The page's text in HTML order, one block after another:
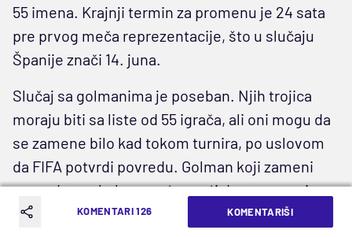
55 imena. Krajnji termin za promenu je 24 sata
pre prvog meča reprezentacije, što u slučaju
Španije znači 14. juna.
Slučaj sa golmanima je poseban. Njih trojica
moraju biti sa liste od 55 igrača, ali oni mogu da
se zamene bilo kad tokom turnira, po uslovom
da FIFA potvrdi povredu. Golman koji zameni
povređenog kolegu neće moći da preuzme i
broj, već će morati da izabere neki od 27 pa na
KOMENTARI 126 KOMENTARIŠI